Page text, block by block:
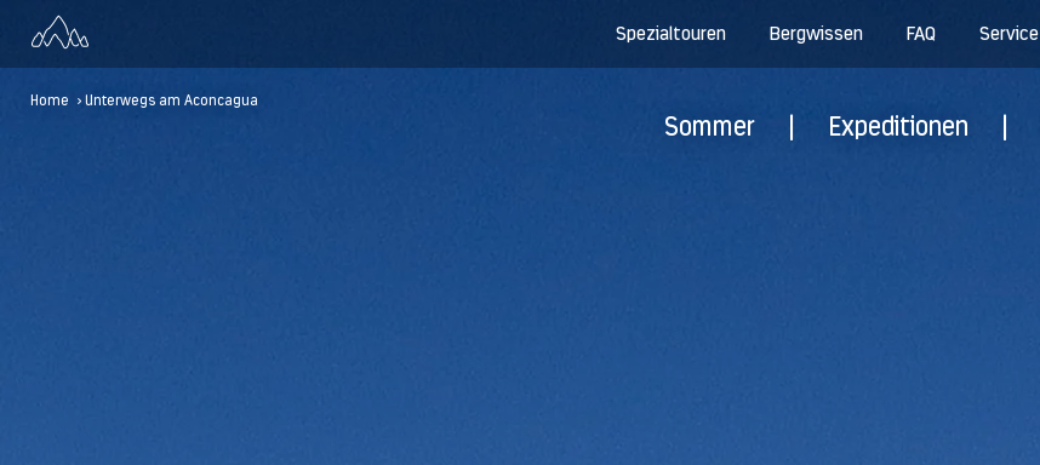
Spezialtouren Bergwissen FAQ Service
Sommer Expeditionen
Home > Unterwegs am Aconcagua